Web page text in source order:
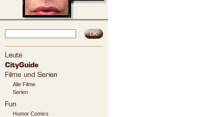
Alle Filme
Serien
Humor Comics